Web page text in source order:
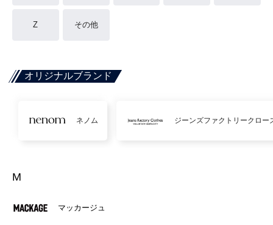
Z その他
オリジナルブランド
ネノム ジーンズファクトリークロー
M
マッカージュ